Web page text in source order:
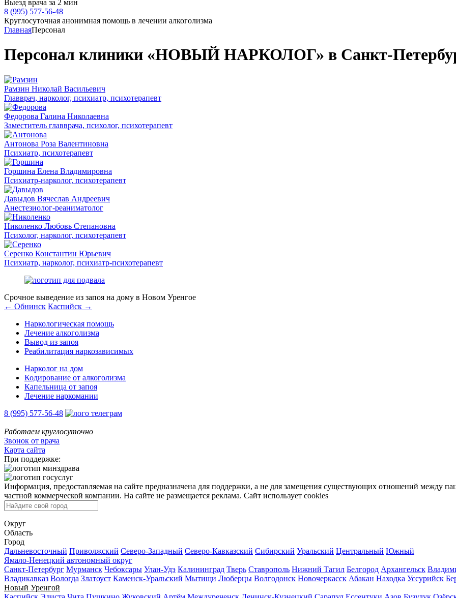
Выезд врача за 2 мин
8 (995) 577-56-48
Круглосуточная анонимная помощь в лечении алкоголизма
ГлавнаяПерсонал
Персонал клиники «НОВЫЙ НАРКОЛОГ» в Санкт-
Рамзин Николай Васильевич
Главврач, нарколог, психиатр, психотерапевт
Федорова Галина Николаевна
Заместитель главврача, психолог, психотерапевт
Антонова Роза Валентиновна
Психиатр, психотерапевт
Горшина Елена Владимировна
Психиатр-нарколог, психотерапевт
Давыдов Вячеслав Андреевич
Анестезиолог-реаниматолог
Николенко Любовь Степановна
Психолог, нарколог, психотерапевт
Серенко Константин Юрьевич
Психиатр, нарколог, психиатр-психотерапевт
Срочное выведение из запоя на дому в Новом Уренгое
← Обнинск Каспийск →
Наркологическая помощь
Лечение алкоголизма
Вывод из запоя
Реабилитация наркозависимых
Нарколог на дом
Кодирование от алкоголизма
Капельница от запоя
Лечение наркомании
8 (995) 577-56-48
Работаем круглосуточно
Звонок от врача
Карта сайта
При поддержке:
Информация, предоставляемая на сайте предназначена для поддержки, а не для замещения существующих отношений между
частной коммерческой компании. На сайте не размещается реклама. Сайт использует cookies
Округ
Область
Город
Дальневосточный Приволжский Северо-Западный Северо-Кавказский Сибирский Уральский Центральный Южный
Ямало-Ненецкий автономный округ
Санкт-Петербург Мурманск Чебоксары Улан-Удэ Калининград Тверь Ставрополь Нижний Тагил Белгород Архангельск
Владикавказ Вологда Златоуст Каменск-Уральский Мытищи Люберцы Волгодонск Новочеркасск Абакан Находка Уссурийск
Новый Уренгой